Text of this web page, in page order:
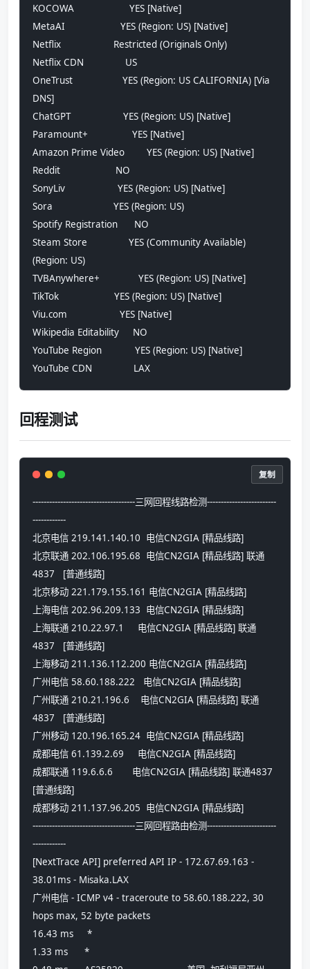
KOCOWA                    YES [Native]
MetaAI                    YES (Region: US) [Native]
Netflix                   Restricted (Originals Only)
Netflix CDN               US
OneTrust                  YES (Region: US CALIFORNIA) [Via
DNS]
ChatGPT                   YES (Region: US) [Native]
Paramount+                YES [Native]
Amazon Prime Video        YES (Region: US) [Native]
Reddit                    NO
SonyLiv                   YES (Region: US) [Native]
Sora                      YES (Region: US)
Spotify Registration      NO
Steam Store               YES (Community Available)
(Region: US)
TVBAnywhere+              YES (Region: US) [Native]
TikTok                    YES (Region: US) [Native]
Viu.com                   YES [Native]
Wikipedia Editability     NO
YouTube Region            YES (Region: US) [Native]
YouTube CDN               LAX
回程测试
-------------------------------------三网回程线路检测-------------------------
------------
北京电信 219.141.140.10  电信CN2GIA [精品线路]
北京联通 202.106.195.68  电信CN2GIA [精品线路] 联通
4837   [普通线路]
北京移动 221.179.155.161 电信CN2GIA [精品线路]
上海电信 202.96.209.133  电信CN2GIA [精品线路]
上海联通 210.22.97.1     电信CN2GIA [精品线路] 联通
4837   [普通线路]
上海移动 211.136.112.200 电信CN2GIA [精品线路]
广州电信 58.60.188.222   电信CN2GIA [精品线路]
广州联通 210.21.196.6    电信CN2GIA [精品线路] 联通
4837   [普通线路]
广州移动 120.196.165.24  电信CN2GIA [精品线路]
成都电信 61.139.2.69     电信CN2GIA [精品线路]
成都联通 119.6.6.6       电信CN2GIA [精品线路] 联通4837
[普通线路]
成都移动 211.137.96.205  电信CN2GIA [精品线路]
-------------------------------------三网回程路由检测-------------------------
------------
[NextTrace API] preferred API IP - 172.67.69.163 -
38.01ms - Misaka.LAX
广州电信 - ICMP v4 - traceroute to 58.60.188.222, 30
hops max, 52 byte packets
16.43 ms     *
1.33 ms      *
复制